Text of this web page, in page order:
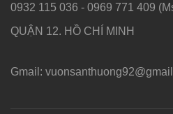
0932 115 036 - 0969 771 409
QUẬN 12. HỒ CHÍ MINH
Gmail: